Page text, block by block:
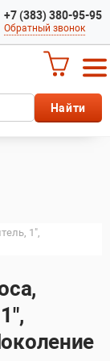
+7 (383) 380-95-95
Обратный звонок
1",